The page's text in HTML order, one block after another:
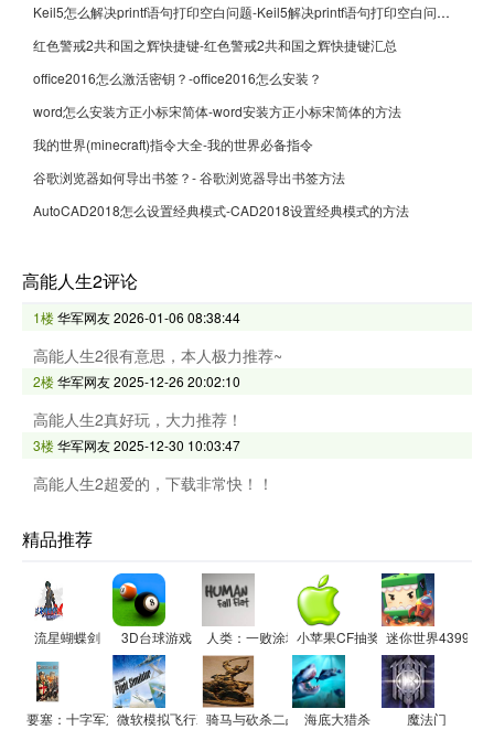
Keil5怎么解决printf语句打印空白问题-Keil5解决printf语句打印空白问题的方法
红色警戒2共和国之辉快捷键-红色警戒2共和国之辉快捷键汇总
office2016怎么激活密钥？-office2016怎么安装？
word怎么安装方正小标宋简体-word安装方正小标宋简体的方法
我的世界(minecraft)指令大全-我的世界必备指令
谷歌浏览器如何导出书签？- 谷歌浏览器导出书签方法
AutoCAD2018怎么设置经典模式-CAD2018设置经典模式的方法
高能人生2评论
1楼华军网友2026-01-06 08:38:44
高能人生2很有意思，本人极力推荐~
2楼华军网友2025-12-26 20:02:10
高能人生2真好玩，大力推荐！
3楼华军网友2025-12-30 10:03:47
高能人生2超爱的，下载非常快！！
精品推荐
流星蝴蝶剑 3D台球游戏 人类：一败涂地小苹果CF抽奖助手更新器
迷你世界4399电
要塞：十字军东征微软模拟飞行X 骑马与砍杀二战中国战场
海底大猎杀 魔法门